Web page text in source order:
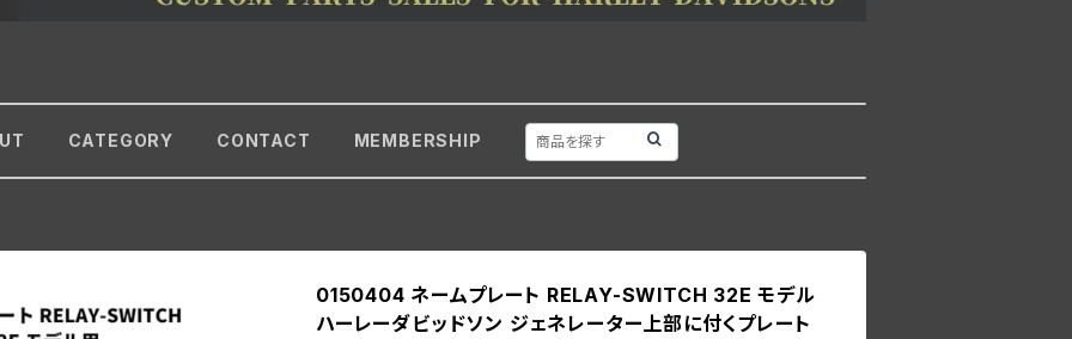
CATEGORY CONTACT MEMBERSHIP
0150404 ネームプレート RELAY-SWITCH 32E モデル
ハーレーダビッドソン ジェネレーター上部に付くプレート